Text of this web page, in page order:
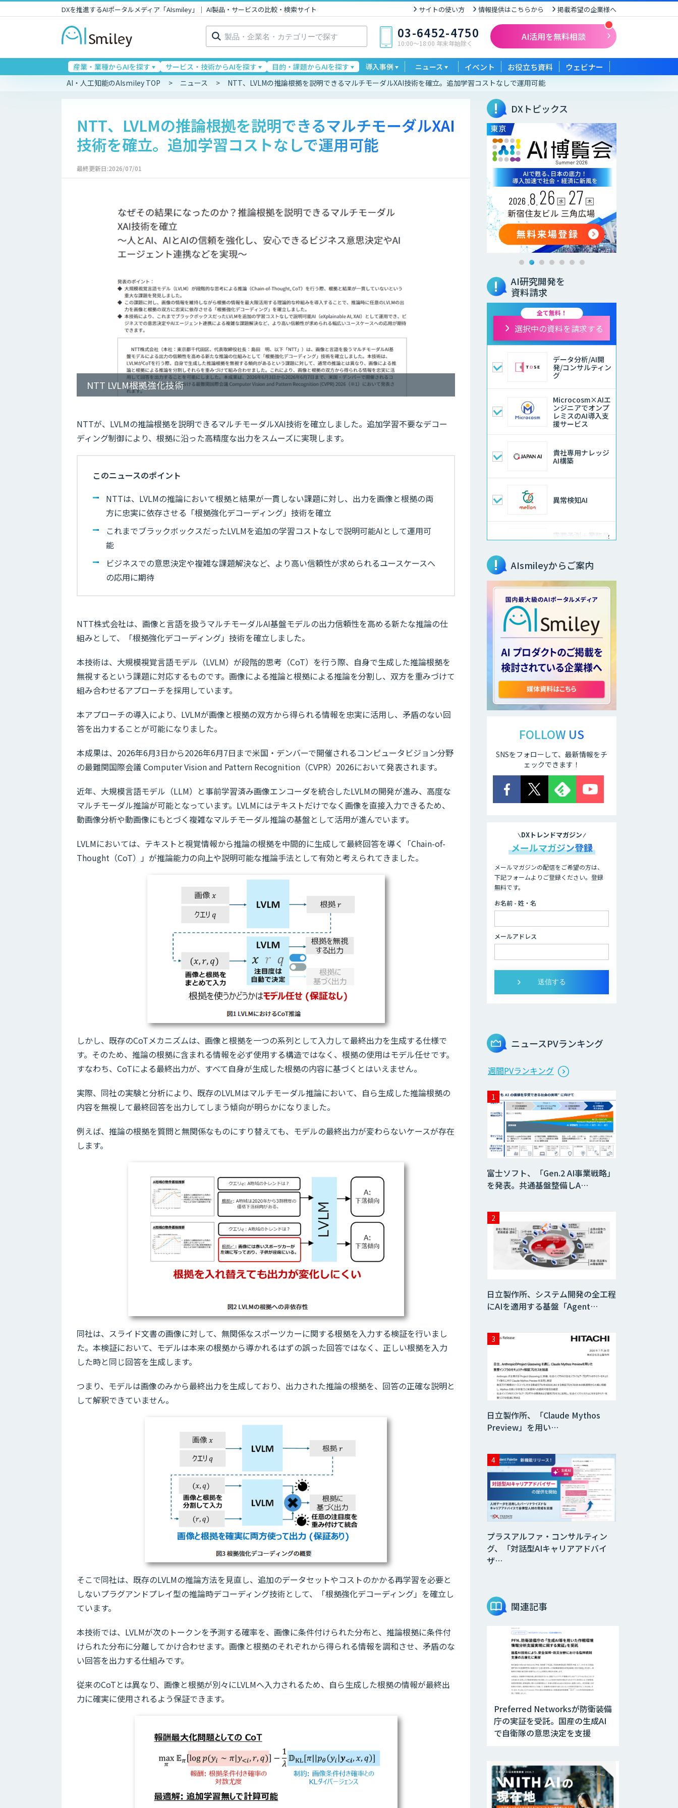
DXを推進するAIポータルメディア「AIsmiley」｜ AI製品・サービスの比較・検索サイト サイトの使い方 情報提供はこちらから 掲載希望の企業様へ
検
索: 03-6452-4750
10:00〜18:00 年末年始除く
AI活用を無料相談
産業・業種からAIを探す サービス・技術からAIを探す 目的・課題からAIを探す 導入事例 ニュース イベント お役立ち資料 ウェビナー
AI・人工知能のAIsmiley TOP ニュース NTT、LVLMの推論根拠を説明できるマルチモーダルXAI技術を確立。追加学習コストなしで運用可能
NTT、LVLMの推論根拠を説明できるマルチモーダルXAI
技術を確立。追加学習コストなしで運用可能
最終更新日:2026/07/01
NTT LVLM根拠強化技術
NTTが、LVLMの推論根拠を説明できるマルチモーダルXAI技術を確立しました。追加学習不要なデコー
ディング制御により、根拠に沿った高精度な出力をスムーズに実現します。
このニュースのポイント
NTTは、LVLMの推論において根拠と結果が一貫しない課題に対し、出力を画像と根拠の両
方に忠実に依存させる「根拠強化デコーディング」技術を確立
これまでブラックボックスだったLVLMを追加の学習コストなしで説明可能AIとして運用可
能
ビジネスでの意思決定や複雑な課題解決など、より高い信頼性が求められるユースケースへ
の応用に期待
NTT株式会社は、画像と言語を扱うマルチモーダルAI基盤モデルの出力信頼性を高める新たな推論の仕
組みとして、「根拠強化デコーディング」技術を確立しました。
本技術は、大規模視覚言語モデル（LVLM）が段階的思考（CoT）を行う際、自身で生成した推論根拠を
無視するという課題に対応するものです。画像による推論と根拠による推論を分割し、双方を重みづけて
組み合わせるアプローチを採用しています。
本アプローチの導入により、LVLMが画像と根拠の双方から得られる情報を忠実に活用し、矛盾のない回
答を出力することが可能になりました。
本成果は、2026年6月3日から2026年6月7日まで米国・デンバーで開催されるコンピュータビジョン分野
の最難関国際会議 Computer Vision and Pattern Recognition（CVPR）2026において発表されます。
近年、大規模言語モデル（LLM）と事前学習済み画像エンコーダを統合したLVLMの開発が進み、高度な
マルチモーダル推論が可能となっています。LVLMにはテキストだけでなく画像を直接入力できるため、
動画像分析や動画像にもとづく複雑なマルチモーダル推論の基盤として活用が進んでいます。
LVLMにおいては、テキストと視覚情報から推論の根拠を中間的に生成して最終回答を導く「Chain-of-
Thought（CoT）」が推論能力の向上や説明可能な推論手法として有効と考えられてきました。
しかし、既存のCoTメカニズムは、画像と根拠を一つの系列として入力して最終出力を生成する仕様で
す。そのため、推論の根拠に含まれる情報を必ず使用する構造ではなく、根拠の使用はモデル任せです。
すなわち、CoTによる最終出力が、すべて自身が生成した根拠の内容に基づくとはいえません。
実際、同社の実験と分析により、既存のLVLMはマルチモーダル推論において、自ら生成した推論根拠の
内容を無視して最終回答を出力してしまう傾向が明らかになりました。
例えば、推論の根拠を質問と無関係なものにすり替えても、モデルの最終出力が変わらないケースが存在
します。
同社は、スライド文書の画像に対して、無関係なスポーツカーに関する根拠を入力する検証を行いまし
た。本検証において、モデルは本来の根拠から導かれるはずの誤った回答ではなく、正しい根拠を入力
した時と同じ回答を生成します。
つまり、モデルは画像のみから最終出力を生成しており、出力された推論の根拠を、回答の正確な説明と
して解釈できていません。
そこで同社は、既存のLVLMの推論方法を見直し、追加のデータセットやコストのかかる再学習を必要と
しないプラグアンドプレイ型の推論時デコーディング技術として、「根拠強化デコーディング」を確立し
ています。
本技術では、LVLMが次のトークンを予測する確率を、画像に条件付けられた分布と、推論根拠に条件付
けられた分布に分離してかけ合わせます。画像と根拠のそれぞれから得られる情報を調和させ、矛盾のな
い回答を出力する仕組みです。
従来のCoTとは異なり、画像と根拠が別々にLVLMへ入力されるため、自ら生成した根拠の情報が最終出
力に確実に使用されるよう保証できます。
DXトピックス
AI研究開発を
資料請求
全て無料！
選択中の資料を請求する
データ分析/AI開
発/コンサルティン
グ
Microcosm×AIエ
ンジニアでオンプ
レミスのAI導入支
援サービス
貴社専用ナレッジ
AI構築
異常検知AI
需要予測＋業務最
適化AIシステム
ン搭載エッジシス
5000」
【特許調査特化】
生成AI構築サービ
ス
画像解析・デジタ
ルツイン領域のAI
開発
「ジンベイ AI技術
実装アドバイザリ
ー」サービス
オーダーメイドAI
ローカル
LLM×RAG「Cosnex」
生成AI活用コンサ
（BREEZE）
法人向け生成AIソ
リューション（受
託開発/PoC&コン
サル）
AI 受託開発・導入
支援
低コスト・短納期
のAI受託開発
HPC+AI環境構築
サービス
ライフサイエンス
IMACEL
支援
AIsmileyからご案内
FOLLOW US
SNSをフォローして、最新情報をチ
ェックできます！
DXトレンドマガジン
メールマガジン登録
メールマガジンの配信をご希望の方は、
下記フォームよりご登録ください。登録
無料です。
お名前 - 姓・名
メールアドレス
ニュースPVランキング
週間PVランキング
富士ソフト、「Gen.2 AI事業戦略」
を発表。共通基盤整備しA…
日立製作所、システム開発の全工程
にAIを適用する基盤「Agent…
日立製作所、「Claude Mythos
Preview」を用い…
プラスアルファ・コンサルティン
グ、「対話型AIキャリアアドバイ
ザ…
関連記事
Preferred Networksが防衛装備
庁の実証を受託。国産の生成AI
で自衛隊の意思決定を支援